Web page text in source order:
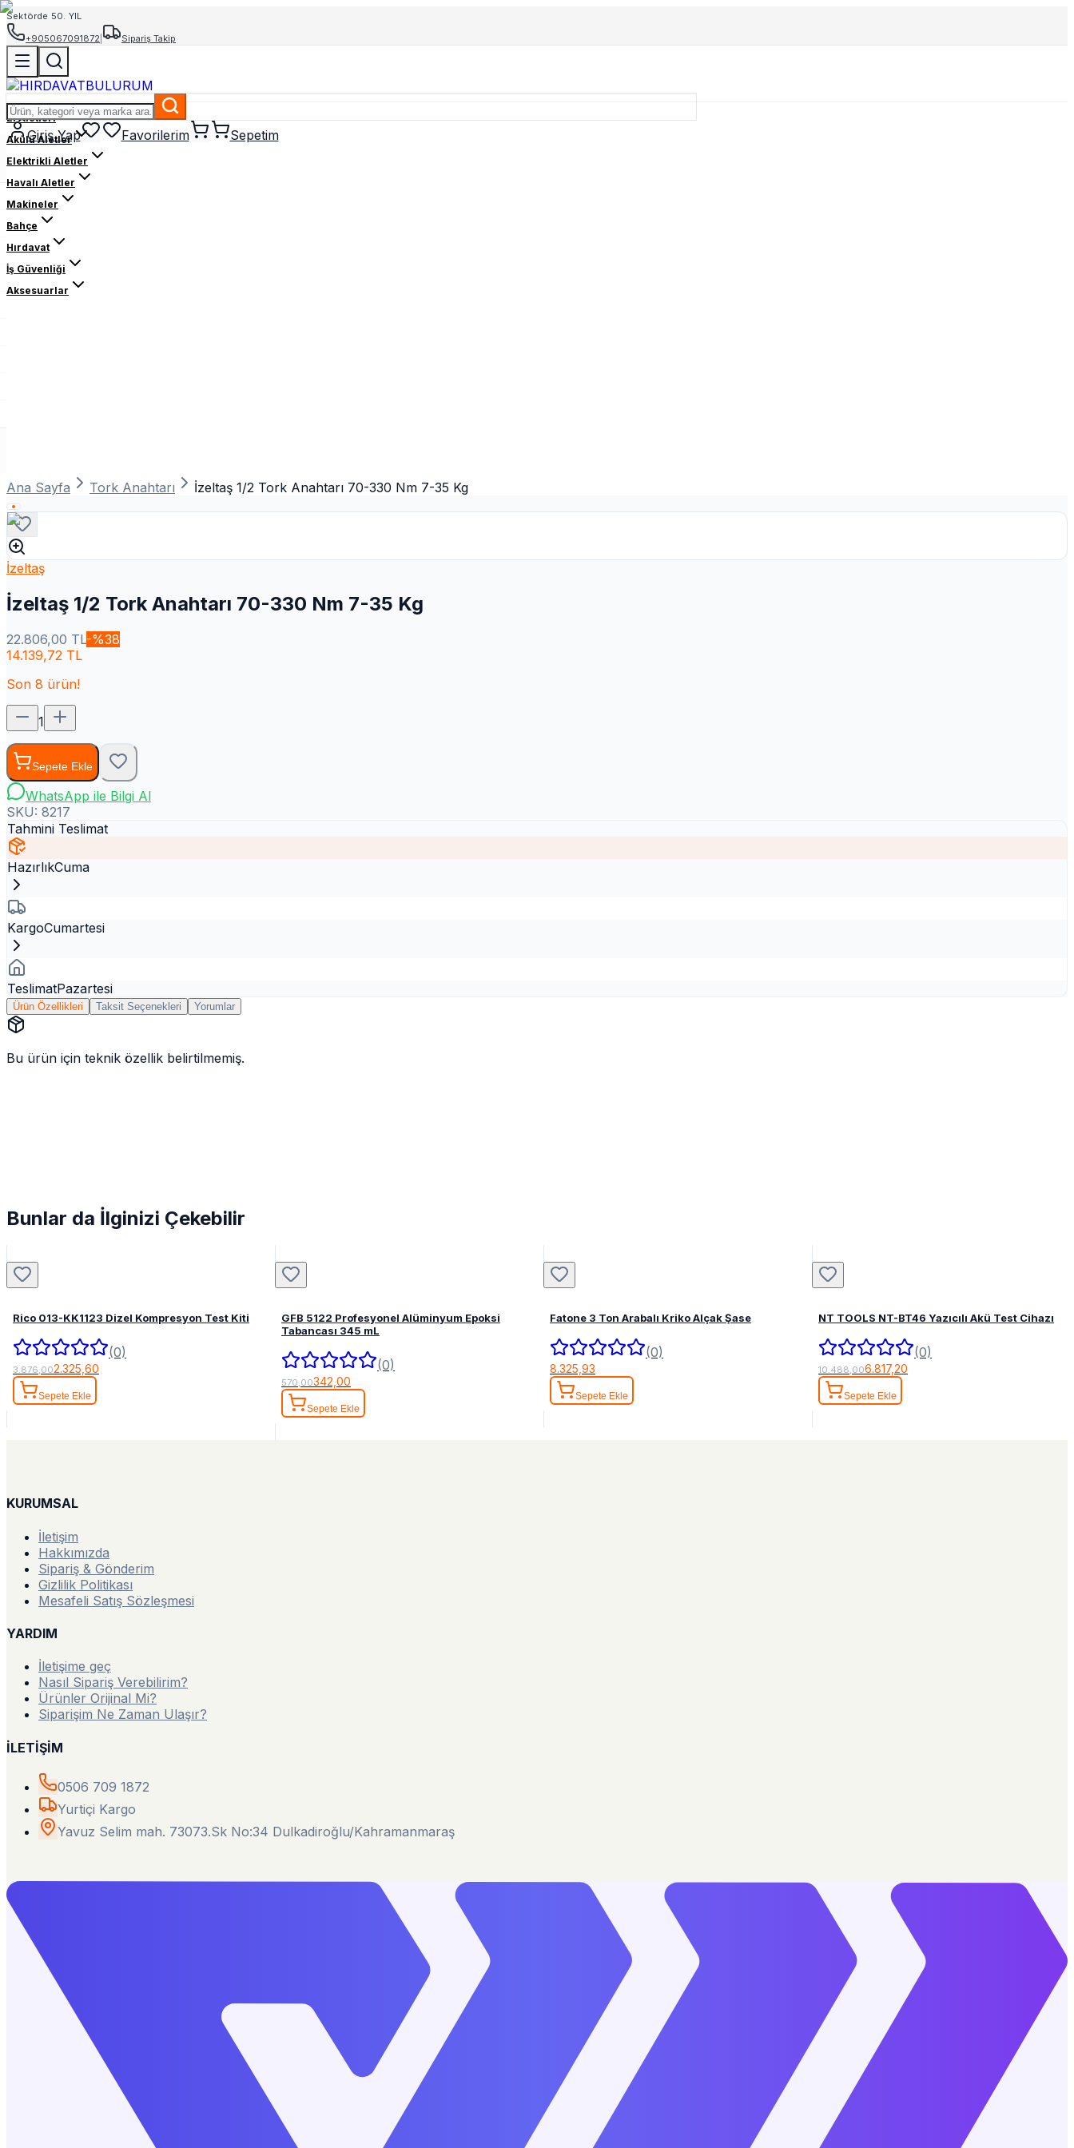
Sektörde 50. YIL
+905067091872
Sipariş Takip
Giriş Yap Favorilerim Sepetim
El Aletleri
Akülü Aletler
Elektrikli Aletler
Havalı Aletler
Makineler
Bahçe
Hırdavat
İş Güvenliği
Aksesuarlar
Ana Sayfa Tork Anahtarı İzeltaş 1/2 Tork Anahtarı 70-330 Nm 7-35 Kg
İzeltaş
İzeltaş 1/2 Tork Anahtarı 70-330 Nm 7-35 Kg
22.806,00 TL-%38
14.139,72 TL
Son 8 ürün!
1
Sepete Ekle
WhatsApp ile Bilgi Al
SKU: 8217
Tahmini Teslimat
HazırlıkCuma
KargoCumartesi
TeslimatPazartesi
Ürün Özellikleri Taksit Seçenekleri Yorumlar
Bu ürün için teknik özellik belirtilmemiş.
Bunlar da İlginizi Çekebilir
Rico 013-KK1123 Dizel Kompresyon Test Kiti
(0)
3.876,002.325,60
Sepete Ekle
GFB 5122 Profesyonel Alüminyum Epoksi
Tabancası 345 mL
(0)
570,00342,00
Sepete Ekle
Fatone 3 Ton Arabalı Kriko Alçak Şase
(0)
8.325,93
Sepete Ekle
NT TOOLS NT-BT46 Yazıcılı Akü Test Cihazı
(0)
10.488,006.817,20
Sepete Ekle
KURUMSAL
İletişim
Hakkımızda
Sipariş & Gönderim
Gizlilik Politikası
Mesafeli Satış Sözleşmesi
YARDIM
İletişime geç
Nasıl Sipariş Verebilirim?
Ürünler Orijinal Mi?
Siparişim Ne Zaman Ulaşır?
İLETİŞİM
0506 709 1872
Yurtiçi Kargo
Yavuz Selim mah. 73073.Sk No:34 Dulkadiroğlu/Kahramanmaraş